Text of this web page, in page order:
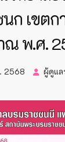
ก เขตก
ณ พ.ศ.
2568 ผู้ดูแล